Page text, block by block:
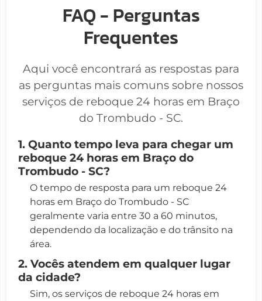
FAQ - Perguntas
Frequentes
Aqui você encontrará as respostas para
as perguntas mais comuns sobre nossos
serviços de reboque 24 horas em Braço
do Trombudo - SC.
1. Quanto tempo leva para chegar um
reboque 24 horas em Braço do
Trombudo - SC?
O tempo de resposta para um reboque 24
horas em Braço do Trombudo - SC
geralmente varia entre 30 a 60 minutos,
dependendo da localização e do trânsito na
área.
2. Vocês atendem em qualquer lugar
da cidade?
Sim, os serviços de reboque 24 horas em